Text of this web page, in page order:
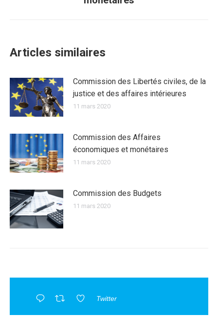
suivant
Articles similaires
Commission des Libertés civiles, de la
justice et des affaires intérieures
11 mars 2020
Commission des Affaires
économiques et monétaires
11 mars 2020
Commission des Budgets
11 mars 2020
Twitter